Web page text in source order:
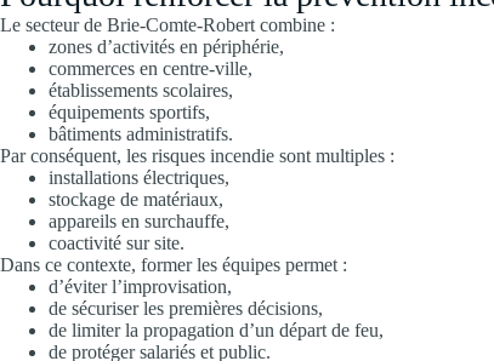
Le secteur de Brie-Comte-Robert combine :
zones d’activités en périphérie,
commerces en centre-ville,
établissements scolaires,
équipements sportifs,
bâtiments administratifs.
Par conséquent, les risques incendie sont multiples :
installations électriques,
stockage de matériaux,
appareils en surchauffe,
coactivité sur site.
Dans ce contexte, former les équipes permet :
d’éviter l’improvisation,
de sécuriser les premières décisions,
de limiter la propagation d’un départ de feu,
de protéger salariés et public.